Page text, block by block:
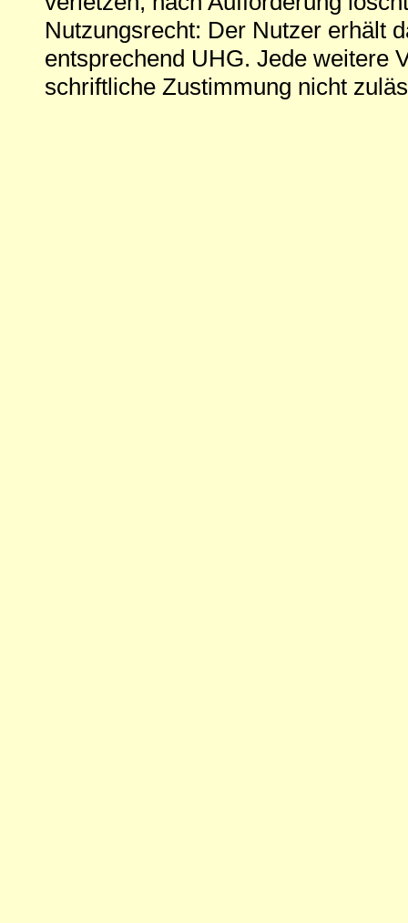
Nutzungsrecht: Der Nutzer erhält
entsprechend UHG. Jede weitere
schriftliche Zustimmung nicht